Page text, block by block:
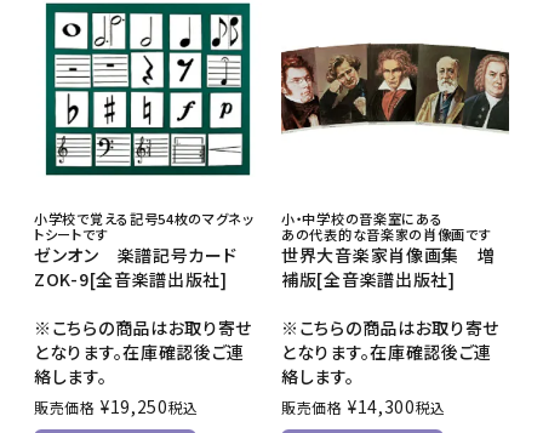
小学校で覚える記号54枚のマグネッ
トシートです
ゼンオン 楽譜記号カード
ZOK-9[全音楽譜出版社]
※こちらの商品はお取り寄せ
となります。在庫確認後ご連
絡します。
販売価格 ¥19,250税込
小・中学校の音楽室にある
あの代表的な音楽家の肖像画です
世界大音楽家肖像画集 増
補版[全音楽譜出版社]
※こちらの商品はお取り寄せ
となります。在庫確認後ご連
絡します。
販売価格 ¥14,300税込